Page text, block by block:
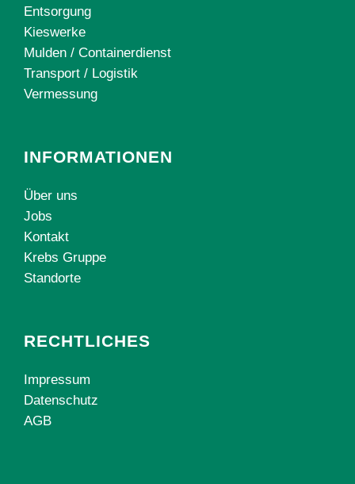
Entsorgung
Kieswerke
Mulden / Containerdienst
Transport / Logistik
Vermessung
INFORMATIONEN
Über uns
Jobs
Kontakt
Krebs Gruppe
Standorte
RECHTLICHES
Impressum
Datenschutz
AGB